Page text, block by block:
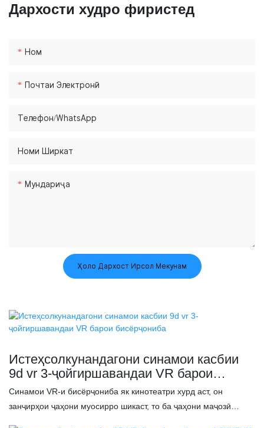
Дархости худро фиристед
Ном
Почтаи Электронӣ
Телефон/whatsApp
Номи Ширкат
Мундариҷа
Ҳоло Дархост Ирсол Мекунам
Истеҳсолкунандагони синамои касбии
9d vr 3-ҷойгиршавандаи VR барои
бисёрҷониба
Синамои VR-и бисёрҷониба як кинотеатри хурд аст, он
занҷирҳои ҷаҳони муосирро шикаст, то ба ҷаҳони маҷозӣ